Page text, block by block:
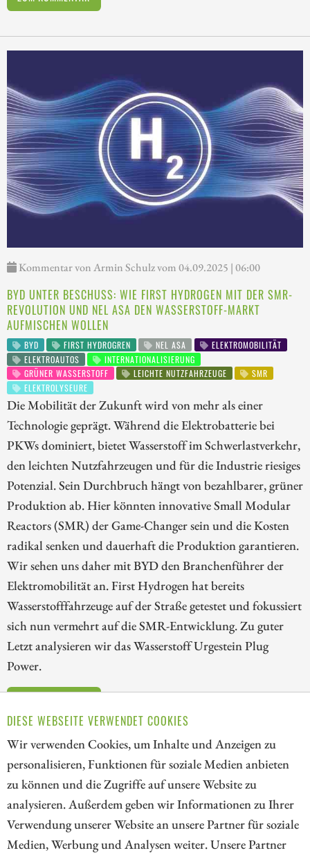
DIESE WEBSEITE VERWENDET COOKIES
Wir verwenden Cookies, um Inhalte und Anzeigen zu
personalisieren, Funktionen für soziale Medien anbieten
zu können und die Zugriffe auf unsere Website zu
analysieren. Außerdem geben wir Informationen zu Ihrer
Verwendung unserer Website an unsere Partner für soziale
Medien, Werbung und Analysen weiter. Unsere Partner
Kommentar von Armin Schulz vom 04.09.2025 | 06:00
BYD UNTER BESCHUSS: WIE FIRST HYDROGEN MIT DER SMR-
REVOLUTION UND NEL ASA DEN WASSERSTOFF-MARKT
AUFMISCHEN WOLLEN
BYD FIRST HYDROGREN NEL ASA
ELEKTROMOBILITÄT
ELEKTROAUTOS
INTERNATIONALISIERUNG
GRÜNER WASSERSTOFF
LEICHTE NUTZFAHRZEUGE
SMR
ELEKTROLYSEURE
Die Mobilität der Zukunft wird von mehr als einer
Technologie geprägt. Während die Elektrobatterie bei
PKWs dominiert, bietet Wasserstoff im Schwerlastverkehr,
den leichten Nutzfahrzeugen und für die Industrie riesiges
Potenzial. Sein Durchbruch hängt von bezahlbarer, grüner
Produktion ab. Hier könnten innovative Small Modular
Reactors (SMR) der Game-Changer sein und die Kosten
radikal senken und dauerhaft die Produktion garantieren.
Wir sehen uns daher mit BYD den Branchenführer der
Elektromobilität an. First Hydrogen hat bereits
Wasserstofffahrzeuge auf der Straße getestet und fokussiert
sich nun vermehrt auf die SMR-Entwicklung. Zu guter
Letzt analysieren wir das Wasserstoff Urgestein Plug
Power.
1 2 3